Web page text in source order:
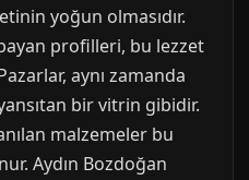
yoğun olmasıdır.
profilleri, bu lezzet
aynı zamanda
bir vitrin gibidir.
malzemeler bu
Aydın Bozdoğan